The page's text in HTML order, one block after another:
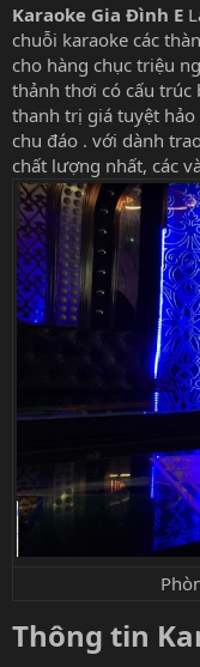
Karaoke Gia Đình E
chuỗi karaoke các
cho hàng chục triệu
thảnh thơi có cấu trúc
thanh trị giá tuyệt
chu đáo . với dành
chất lượng nhất, các
Thông tin